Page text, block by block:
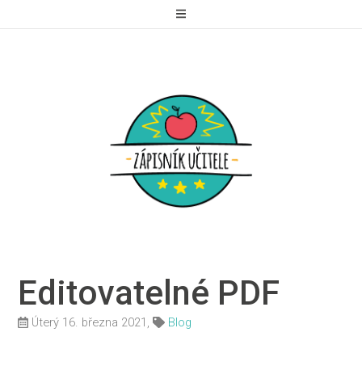
Editovatelné PDF
Úterý 16. března 2021, Blog